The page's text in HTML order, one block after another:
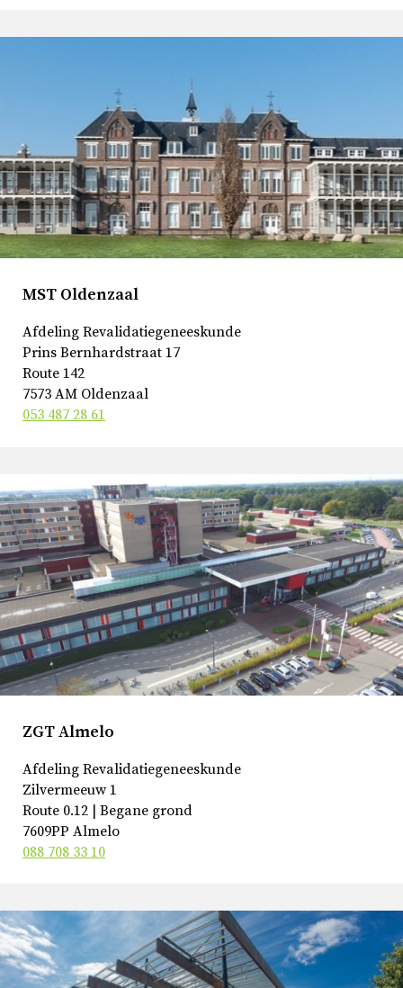
MST Oldenzaal
Afdeling Revalidatiegeneeskunde
Prins Bernhardstraat 17
Route 142
7573 AM Oldenzaal
053 487 28 61
ZGT Almelo
Afdeling Revalidatiegeneeskunde
Zilvermeeuw 1
Route 0.12 | Begane grond
7609PP Almelo
088 708 33 10